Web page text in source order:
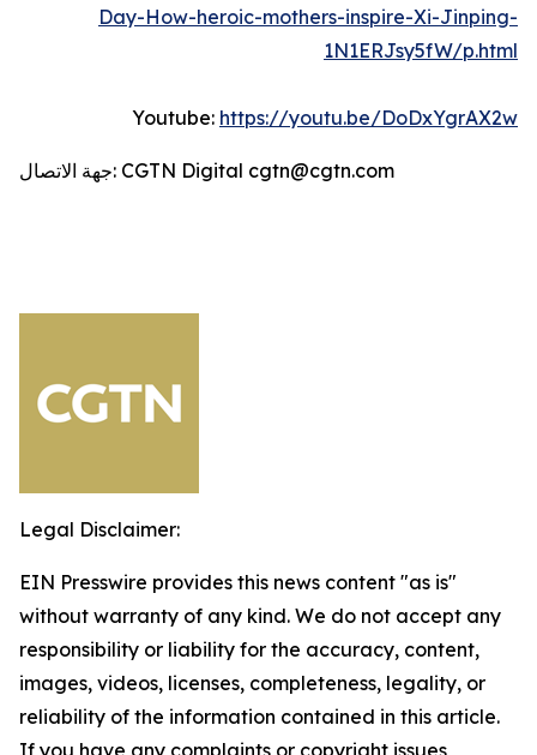
Day-How-heroic-mothers-inspire-Xi-Jinping-
1N1ERJsy5fW/p.html
Youtube: https://youtu.be/DoDxYgrAX2w
جهة الاتصال: CGTN Digital cgtn@cgtn.com
Legal Disclaimer:
EIN Presswire provides this news content "as is"
without warranty of any kind. We do not accept any
responsibility or liability for the accuracy, content,
images, videos, licenses, completeness, legality, or
reliability of the information contained in this article.
If you have any complaints or copyright issues